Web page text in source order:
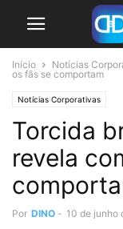
Início Notícias
os fãs se comportam
Notícias Corporativas
Torcida
revela
Por DINO - 10 de junho